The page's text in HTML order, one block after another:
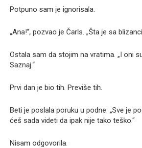
Potpuno sam je ignorisala.
„Ana!“, pozvao je Čarls. „Šta je sa
Ostala sam da stojim na vratima. „I oni
Saznaj.“
Prvi dan je bio tih. Previše tih.
Beti je poslala poruku u podne: „Sve je
ćeš sada videti da ipak nije tako teško.“
Nisam odgovorila.